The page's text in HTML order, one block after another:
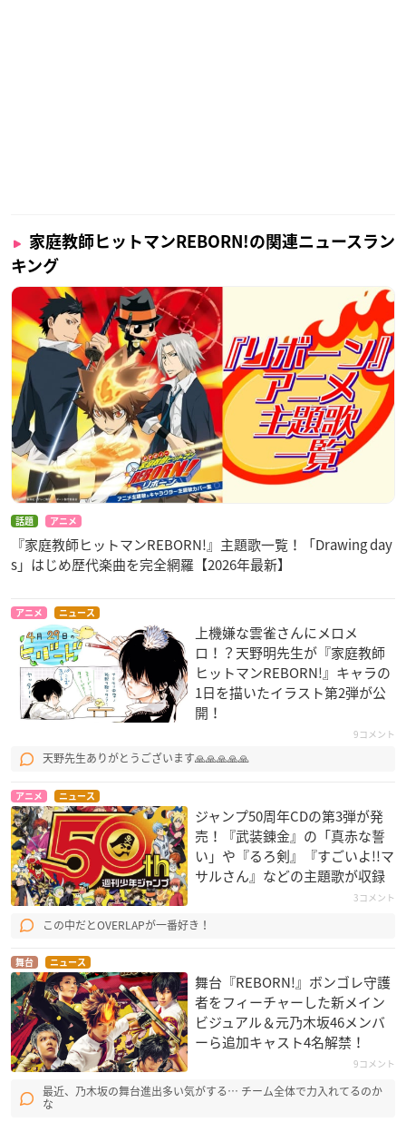
家庭教師ヒットマンREBORN!の関連ニュースラン
キング
話題 アニメ
『家庭教師ヒットマンREBORN!』主題歌一覧！「Drawing day
s」はじめ歴代楽曲を完全網羅【2026年最新】
アニメ ニュース
上機嫌な雲雀さんにメロメ
ロ！？天野明先生​が『家庭教師
ヒットマンREBORN!』キャラの
1日を描いたイラスト第2弾が公
開！
9コメント
天野先生ありがとうございます🙏🙏🙏🙏🙏
アニメ ニュース
ジャンプ50周年CDの第3弾が発
売！『武装錬金』の「真赤な誓
い」や『るろ剣』『すごいよ!!マ
サルさん』などの主題歌が収録
3コメント
この中だとOVERLAPが一番好き！
舞台 ニュース
舞台『REBORN!』ボンゴレ守護
者をフィーチャーした新メイン
ビジュアル＆元乃木坂46メンバ
ーら追加キャスト4名解禁！
9コメント
最近、乃木坂の舞台進出多い気がする… チーム全体で力入れてるのか
な